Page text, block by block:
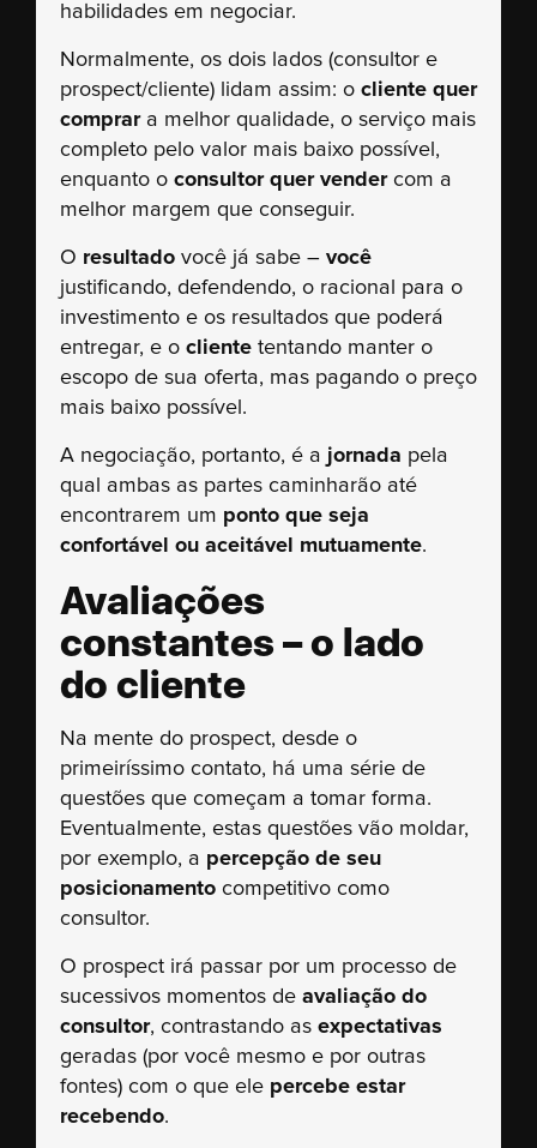
habilidades em negociar.
Normalmente, os dois lados (consultor e
prospect/cliente) lidam assim: o cliente quer
comprara melhor qualidade, o serviço mais
completo pelo valor mais baixo possível,
enquanto o consultor quer vendercom a
melhor margem que conseguir.
O resultado você já sabe – você
justificando, defendendo, o racional para o
investimento e os resultados que poderá
entregar, e o cliente tentando manter o
escopo de sua oferta, mas pagando o preço
mais baixo possível.
A negociação, portanto, é a jornada pela
qual ambas as partes caminharão até
encontrarem um ponto que seja
confortável ou aceitável mutuamente.
Avaliações
constantes – o lado
do cliente
Na mente do prospect, desde o
primeiríssimo contato, há uma série de
questões que começam a tomar forma.
Eventualmente, estas questões vão moldar,
por exemplo, a percepção de seu
posicionamento competitivo como
consultor.
O prospect irá passar por um processo de
sucessivos momentos de avaliação do
consultor, contrastando as expectativas
geradas (por você mesmo e por outras
fontes) com o que ele percebe estar
recebendo.